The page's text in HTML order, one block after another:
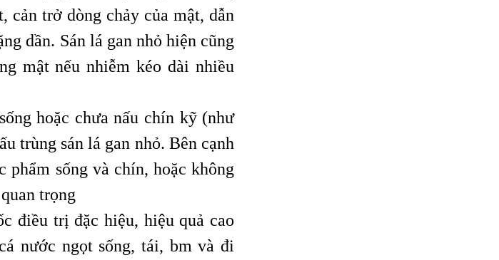
cản trở dòng chảy của mật, dẫn
dần. Sán lá gan nhỏ hiện cũng
mật nếu nhiễm kéo dài nhiều
hoặc chưa nấu chín kỹ (như
trùng sán lá gan nhỏ. Bên cạnh
sống và chín, hoặc không
trọng
điều trị đặc hiệu, hiệu quả cao
nước ngọt sống, tái, bm và đi